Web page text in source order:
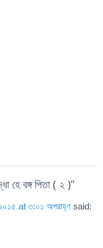
হে বঙ্গ পিতা ( ২ )”
at ৩:০১ অপরাহ্ণ said: